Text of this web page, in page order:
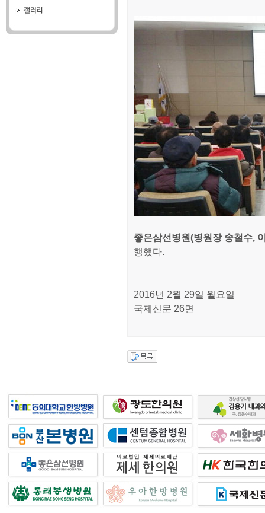
좋은삼선병원(병원장 송철수,
행했다.
2016년 2월 29일 월요일
국제신문 26면